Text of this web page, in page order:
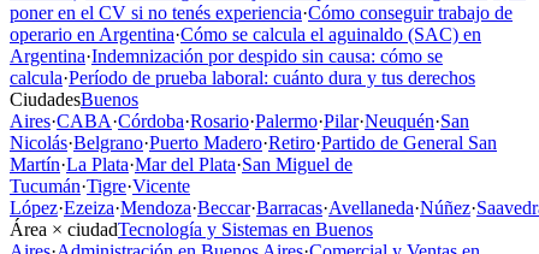
poner en el CV si no tenés experiencia·Cómo conseguir trabajo de
operario en Argentina·Cómo se calcula el aguinaldo (SAC) en
Argentina·Indemnización por despido sin causa: cómo se
calcula·Período de prueba laboral: cuánto dura y tus derechos
CiudadesBuenos
Aires·CABA·Córdoba·Rosario·Palermo·Pilar·Neuquén·San
Nicolás·Belgrano·Puerto Madero·Retiro·Partido de General San
Martín·La Plata·Mar del Plata·San Miguel de
Tucumán·Tigre·Vicente
López·Ezeiza·Mendoza·Beccar·Barracas·Avellaneda·Núñez·
Área × ciudadTecnología y Sistemas en Buenos